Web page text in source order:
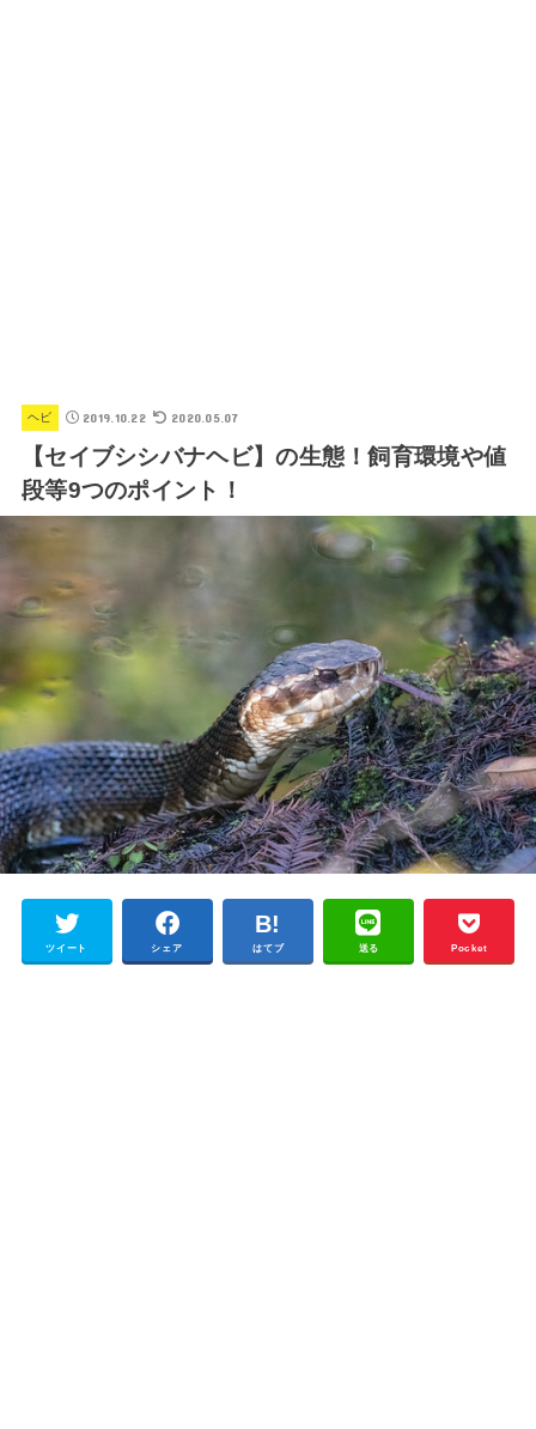
ヘビ 2019.10.22 2020.05.07
【セイブシシバナヘビ】の生態！飼育環境や値
段等9つのポイント！
ツイート シェア はてブ 送る Pocket